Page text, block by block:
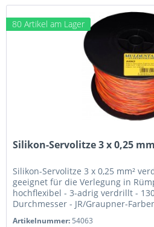
80 Artikel am Lager
Silikon-Servolitze 3 x 0,25
Silikon-Servolitze 3 x 0,25 mm²
geeignet für die Verlegung in
hochflexibel - 3-adrig verdrillt -
Durchmesser - JR/Graupner-
Artikelnummer: 54063